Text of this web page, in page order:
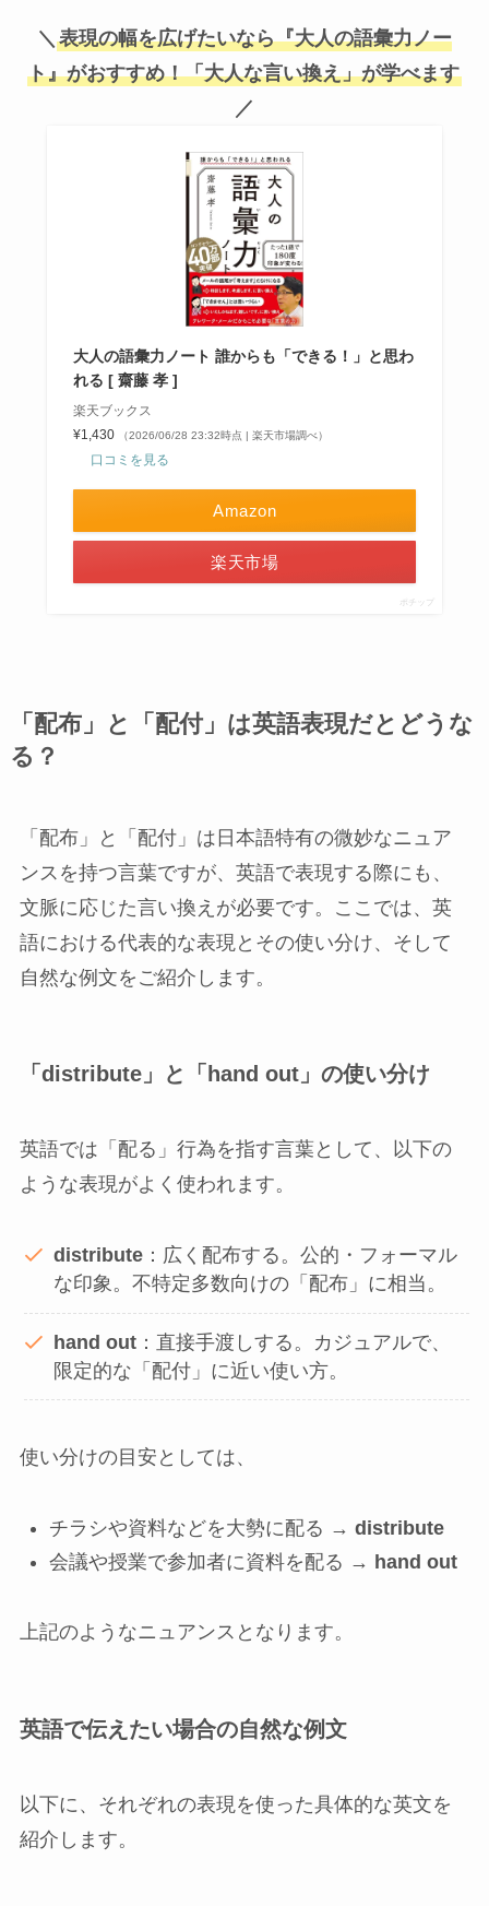
＼ 表現の幅を広げたいなら『大人の語彙力ノー
ト』がおすすめ！「大人な言い換え」が学べます
／
大人の語彙力ノート 誰からも「できる！」と思わ
れる [ 齋藤 孝 ]
楽天ブックス
¥1,430
（2026/06/28 23:32時点 | 楽天市場調べ）
口コミを見る
Amazon
楽天市場
ポチップ
「配布」と「配付」は英語表現だとどうな
る？
「配布」と「配付」は日本語特有の微妙なニュア
ンスを持つ言葉ですが、英語で表現する際にも、
文脈に応じた言い換えが必要です。ここでは、英
語における代表的な表現とその使い分け、そして
自然な例文をご紹介します。
「distribute」と「hand out」の使い分け
英語では「配る」行為を指す言葉として、以下の
ような表現がよく使われます。
distribute ：広く配布する。公的・フォーマル
な印象。不特定多数向けの「配布」に相当。
hand out ：直接手渡しする。カジュアルで、
限定的な「配付」に近い使い方。
使い分けの目安としては、
チラシや資料などを大勢に配る → distribute
会議や授業で参加者に資料を配る → hand out
上記のようなニュアンスとなります。
英語で伝えたい場合の自然な例文
以下に、それぞれの表現を使った具体的な英文を
紹介します。